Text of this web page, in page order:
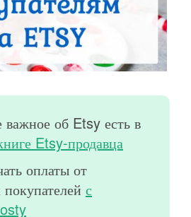
важное об Etsy есть в
Etsy-продавца
оплаты от
с